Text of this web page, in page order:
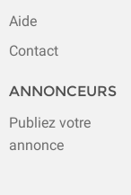
Aide
Contact
ANNONCEURS
Publiez votre
annonce